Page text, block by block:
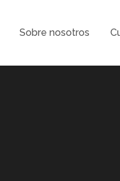
Sobre nosotros